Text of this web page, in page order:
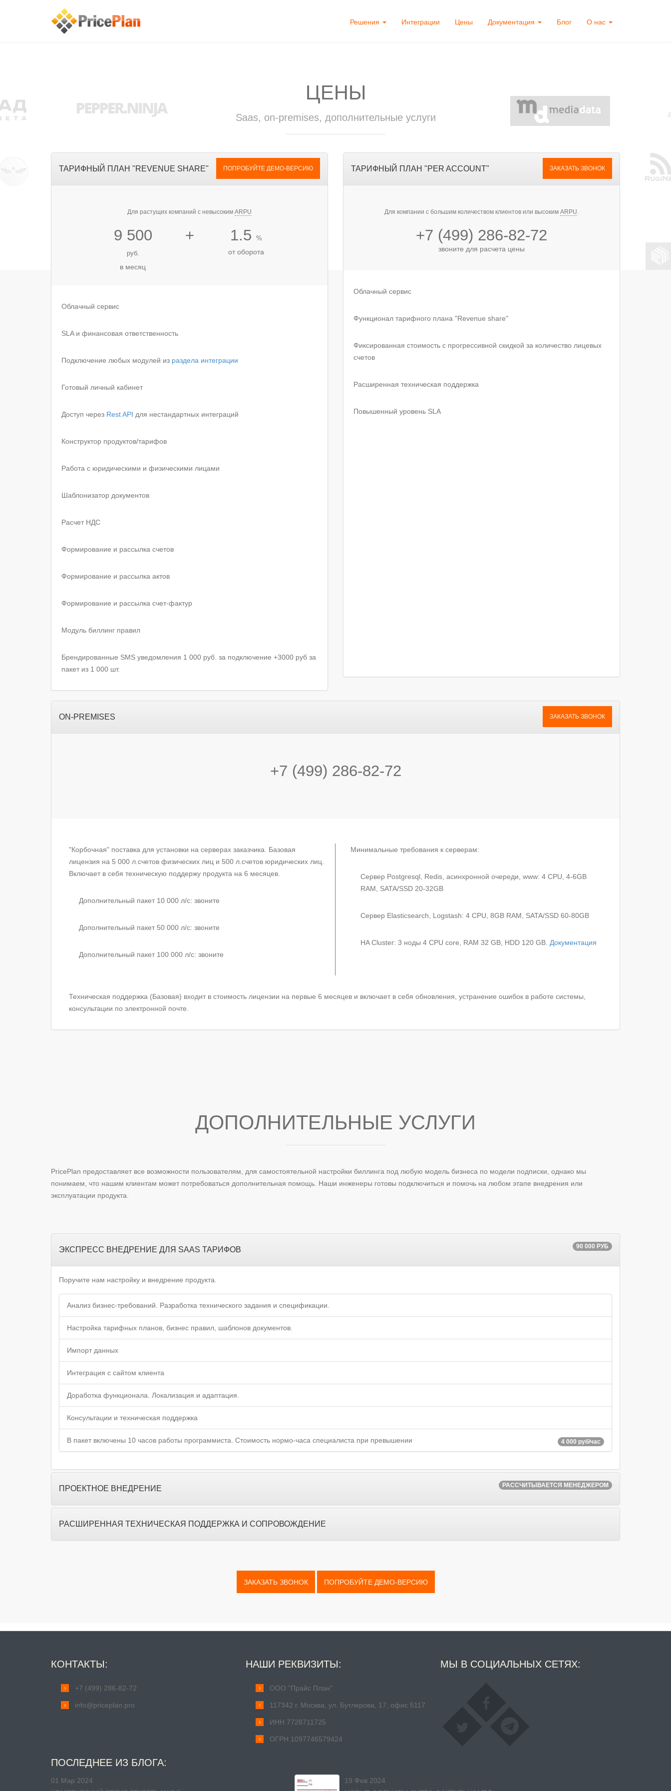
Решения Интеграции Цены Документация Блог О нас
ЦЕНЫ
Saas, on-premises, дополнительные услуги
ТАРИФНЫЙ ПЛАН "REVENUE SHARE" ПОПРОБУЙТЕ ДЕМО-ВЕРСИЮ
Для растущих компаний с невысоким ARPU
9 500
руб.
в месяц
+ 1.5 %
от оборота
Облачный сервис
SLA и финансовая ответственность
Подключение любых модулей из раздела интеграции
Готовый личный кабинет
Доступ через Rest API для нестандартных интеграций
Конструктор продуктов/тарифов
Работа с юридическими и физическими лицами
Шаблонизатор документов
Расчет НДС
Формирование и рассылка счетов
Формирование и рассылка актов
Формирование и рассылка счет-фактур
Модуль биллинг правил
Брендированные SMS уведомления 1 000 руб. за подключение +3000 руб за
пакет из 1 000 шт.
ТАРИФНЫЙ ПЛАН "РЕR ACCOUNT" ЗАКАЗАТЬ ЗВОНОК
Для компании с большим количеством клиентов или высоким ARPU.
+7 (499) 286-82-72
звоните для расчета цены
Облачный сервис
Функционал тарифного плана "Revenue share"
Фиксированная стоимость с прогрессивной скидкой за количество лицевых
счетов
Расширенная техническая поддержка
Повышенный уровень SLA
ОN-PREMISES ЗАКАЗАТЬ ЗВОНОК
+7 (499) 286-82-72
"Корбочная" поставка для установки на серверах заказчика. Базовая
лицензия на 5 000 л.счетов физических лиц и 500 л.счетов юридических лиц.
Включает в себя техническую поддержу продукта на 6 месяцев.
Дополнительный пакет 10 000 л/с: звоните
Дополнительный пакет 50 000 л/с: звоните
Дополнительный пакет 100 000 л/с: звоните
Минимальные требования к серверам:
Сервер Postgresql, Redis, асинхронной очереди, www: 4 CPU, 4-6GB
RAM, SATA/SSD 20-32GB
Сервер Elasticsearch, Logstash: 4 CPU, 8GB RAM, SATA/SSD 60-80GB
HA Cluster: 3 ноды 4 CPU core, RAM 32 GB, HDD 120 GB. Документация
Техническая поддержка (Базовая) входит в стоимость лицензии на первые 6 месяцев и включает в себя обновления, устранение ошибок в работе системы,
консультации по электронной почте.
ДОПОЛНИТЕЛЬНЫЕ УСЛУГИ
PricePlan предоставляет все возможности пользователям, для самостоятельной настройки биллинга под любую модель бизнеса по модели подписки, однако мы
понимаем, что нашим клиентам может потребоваться дополнительная помощь. Наши инженеры готовы подключиться и помочь на любом этапе внедрения или
эксплуатации продукта.
ЭКСПРЕСС ВНЕДРЕНИЕ ДЛЯ SAAS ТАРИФОВ 90 000 РУБ
Поручите нам настройку и внедрение продукта.
Анализ бизнес-требований. Разработка технического задания и спецификации.
Настройка тарифных планов, бизнес правил, шаблонов документов.
Импорт данных
Интеграция с сайтом клиента
Доработка функционала. Локализация и адаптация.
Консультации и техническая поддержка
В пакет включены 10 часов работы программиста. Стоимость нормо-часа специалиста при превышении 4 000 руб/час
ПРОЕКТНОЕ ВНЕДРЕНИЕ РАССЧИТЫВАЕТСЯ МЕНЕДЖЕРОМ
РАСШИРЕННАЯ ТЕХНИЧЕСКАЯ ПОДДЕРЖКА И СОПРОВОЖДЕНИЕ
ЗАКАЗАТЬ ЗВОНОК ПОПРОБУЙТЕ ДЕМО-ВЕРСИЮ
КОНТАКТЫ:
+7 (499) 286-82-72
info@priceplan.pro
НАШИ РЕКВИЗИТЫ:
ООО "Прайс План"
117342 г. Москва, ул. Бутлерова, 17, офис 5117
ИНН 7728711725
ОГРН 1097746579424
МЫ В СОЦИАЛЬНЫХ СЕТЯХ:
ПОСЛЕДНЕЕ ИЗ БЛОГА:
01 Мар 2024
19 Фев 2024